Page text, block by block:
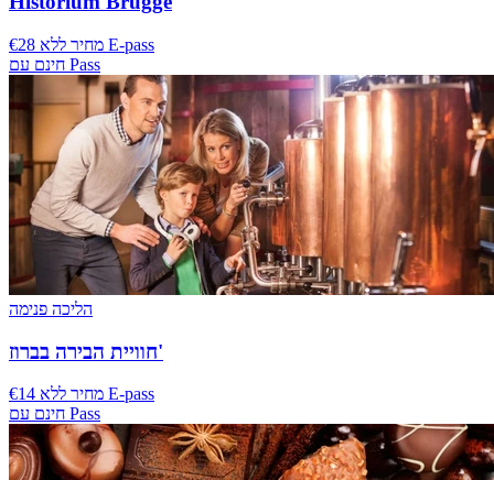
€28 מחיר ללא E-pass
חינם עם Pass
הליכה פנימה
חוויית הבירה בברוז'
€14 מחיר ללא E-pass
חינם עם Pass